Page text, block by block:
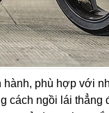
phù hợp với
cách ngồi lái